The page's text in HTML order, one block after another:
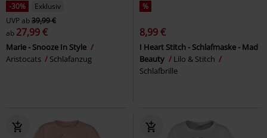
-30%
Exklusiv
UVPab39,99 €
ab 27,99 €
Marie - Snooze In Style
Aristocats
Schlafanzug
%
8,99 €
I Heart Stitch - Schlafmaske - Mad
Beauty
Lilo & Stitch
Schlafbrille